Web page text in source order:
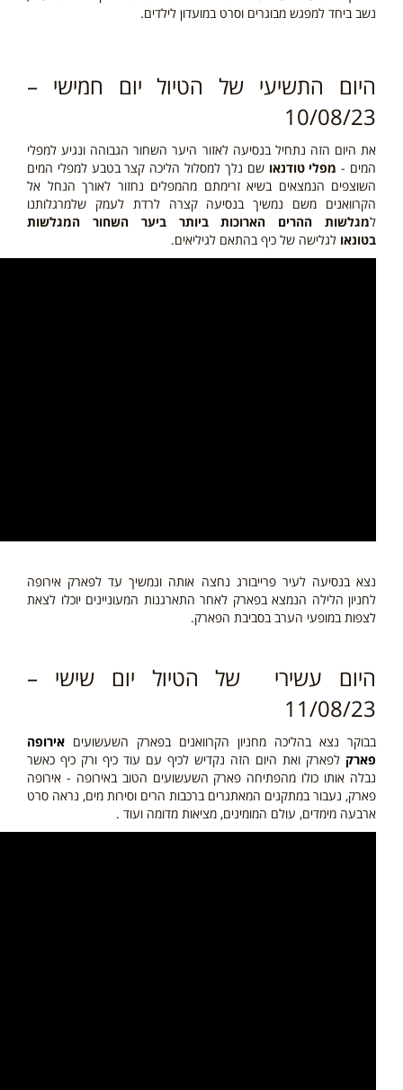
נשב ביחד למפגש מבוגרים וסרט במועדון לילדים.
היום התשיעי של הטיול יום חמישי –
10/08/23
את היום הזה נתחיל בנסיעה לאזור היער השחור הגבוהה ונגיע למפלי
המים - מפלי טודנאו שם נלך למסלול הליכה קצר בטבע למפלי המים
השוצפים הנמצאים בשיא זרימתם מהמפלים נחזור לאורך הנחל אל
הקרוואנים משם נמשיך בנסיעה קצרה לרדת לעמק שלמרגלותנו
למגלשות ההרים הארוכות ביותר ביער השחור המגלשות
בטונאו לגלישה של כיף בהתאם לגיליאים.
נצא בנסיעה לעיר פרייבורג נחצה אותה ונמשיך עד לפארק אירופה
לחניון הלילה הנמצא בפארק לאחר התארגנות המעוניינים יוכלו לצאת
לצפות במופעי הערב בסביבת הפארק.
היום עשירי של הטיול יום שישי –
11/08/23
בבוקר נצא בהליכה מחניון הקרוואנים בפארק השעשועים אירופה
פארק לפארק ואת היום הזה נקדיש לכיף עם עוד כיף ורק כיף כאשר
נבלה אותו כולו מהפתיחה פארק השעשועים הטוב באירופה - אירופה
פארק, נעבור במתקנים המאתגרים ברכבות הרים וסירות מים, נראה סרט
ארבעה מימדים, עולם המומינים, מציאות מדומה ועוד .